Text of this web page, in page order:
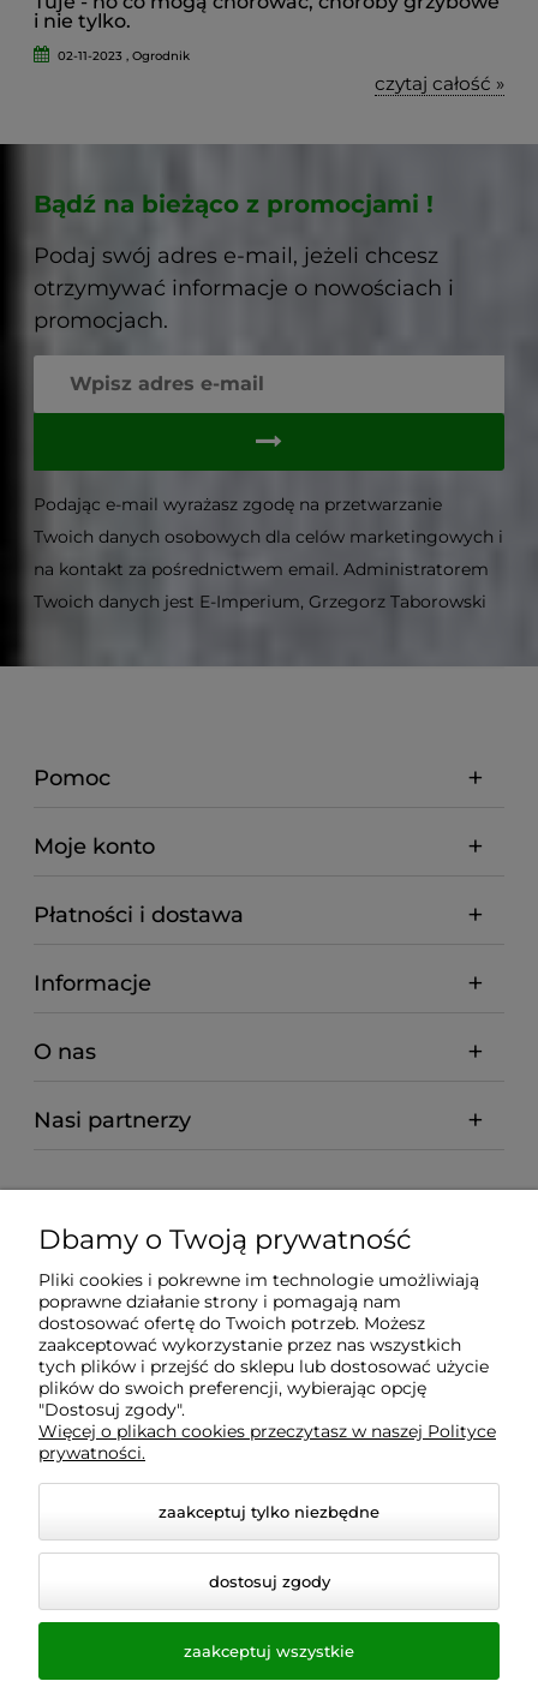
i nie tylko.
02-11-2023 , Ogrodnik
czytaj całość »
Bądź na bieżąco z promocjami !
Podaj swój adres e-mail, jeżeli chcesz
otrzymywać informacje o nowościach i
promocjach.
Podając e-mail wyrażasz zgodę na przetwarzanie
Twoich danych osobowych dla celów marketingowych i
na kontakt za pośrednictwem email. Administratorem
Twoich danych jest E-Imperium, Grzegorz Taborowski
Pomoc
Moje konto
Płatności i dostawa
Informacje
O nas
Nasi partnerzy
© 2026 homeandgarden24.pl. Wszelkie prawa
zastrzeżone.
Styl graficzny i aplikacje ShopGadget.pl
Sklep
internetowy Shoper.pl
Dbamy o Twoją prywatność
Pliki cookies i pokrewne im technologie umożliwiają
poprawne działanie strony i pomagają nam
dostosować ofertę do Twoich potrzeb. Możesz
zaakceptować wykorzystanie przez nas wszystkich
tych plików i przejść do sklepu lub dostosować użycie
plików do swoich preferencji, wybierając opcję
"Dostosuj zgody".
Więcej o plikach cookies przeczytasz w naszej Polityce
prywatności.
zaakceptuj tylko niezbędne
dostosuj zgody
zaakceptuj wszystkie